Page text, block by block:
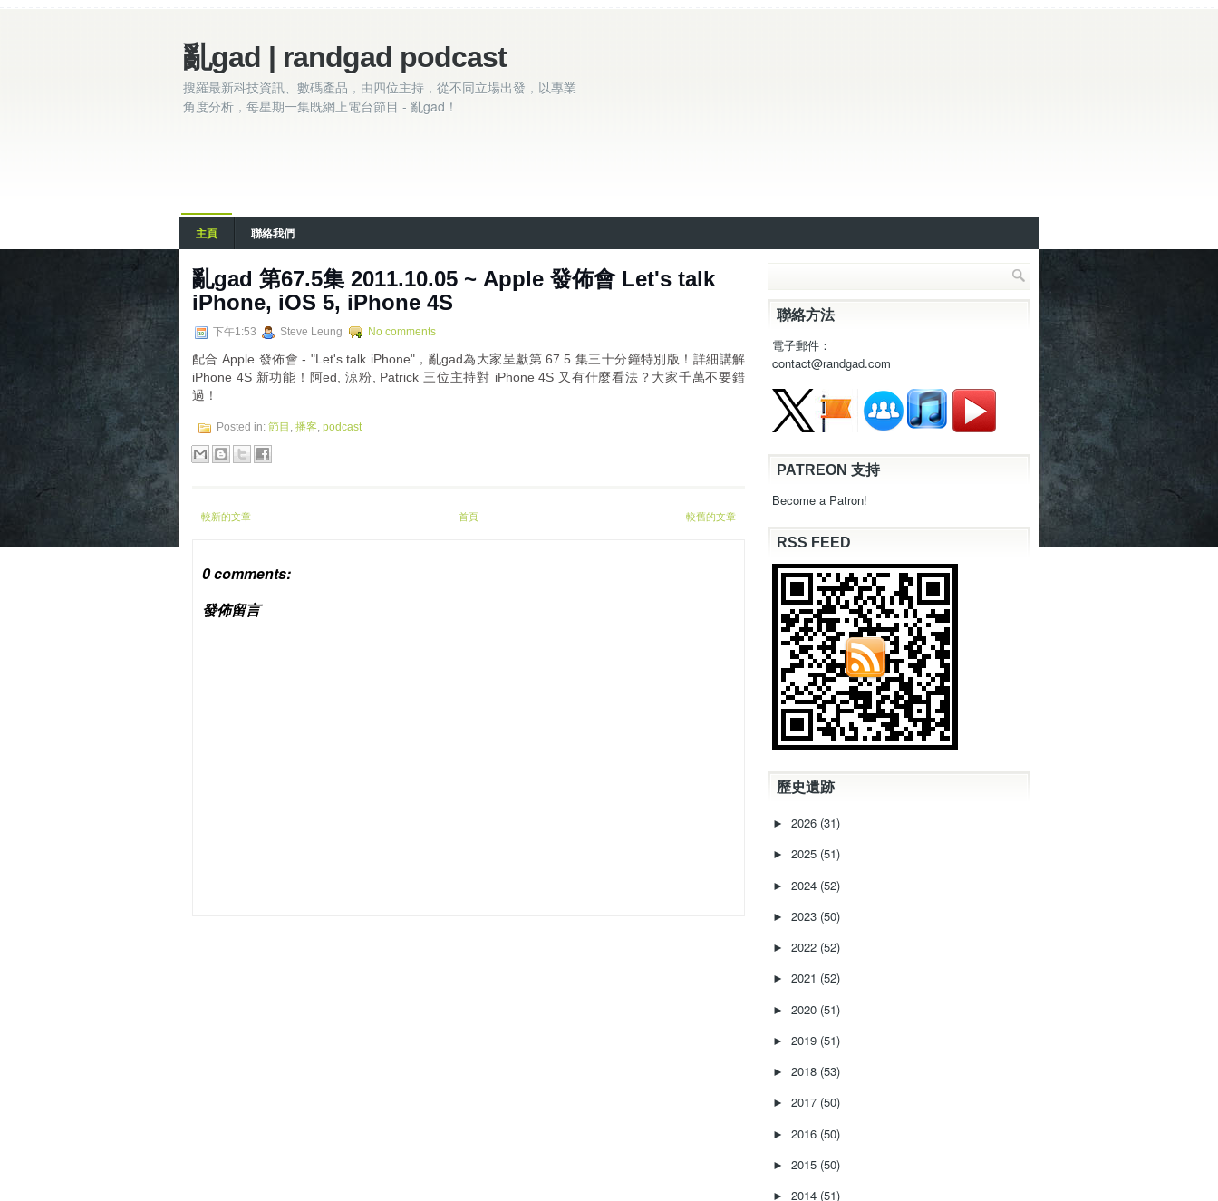
亂gad | randgad podcast
搜羅最新科技資訊、數碼產品，由四位主持，從不同立場出發，以專業
角度分析，每星期一集既網上電台節目 - 亂gad！
主頁 聯絡我們
亂gad 第67.5集 2011.10.05 ~ Apple 發佈會 Let's talk
iPhone, iOS 5, iPhone 4S
下午1:53 Steve Leung No comments
配合 Apple 發佈會 - "Let's talk iPhone"，亂gad為大家呈獻第 67.5 集三十分鐘特別版！詳細講解
iPhone 4S 新功能！阿ed, 涼粉, Patrick 三位主持對 iPhone 4S 又有什麼看法？大家千萬不要錯
過！
Posted in: 節目 , 播客, podcast
較新的文章 較舊的文章
首頁
0 comments:
發佈留言
聯絡方法
電子郵件：
contact@randgad.com
PATREON 支持
Become a Patron!
RSS FEED
歷史遺跡
► 2026 (31)
► 2025 (51)
► 2024 (52)
► 2023 (50)
► 2022 (52)
► 2021 (52)
► 2020 (51)
► 2019 (51)
► 2018 (53)
► 2017 (50)
► 2016 (50)
► 2015 (50)
► 2014 (51)